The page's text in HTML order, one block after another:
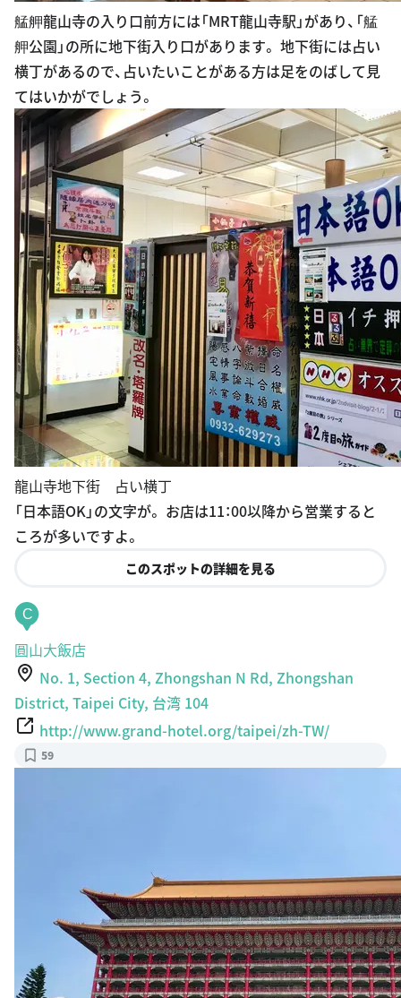
艋舺龍山寺の入り口前方には「MRT龍山寺駅」があり、「艋
舺公園」の所に地下街入り口があります。 地下街には占い
横丁があるので、占いたいことがある方は足をのばして見
てはいかがでしょう。
龍山寺地下街 占い横丁
「日本語OK」の文字が。 お店は11：00以降から営業すると
ころが多いですよ。
このスポットの詳細を見る
C
圓山大飯店
No. 1, Section 4, Zhongshan N Rd, Zhongshan
District, Taipei City, 台湾 104
http://www.grand-hotel.org/taipei/zh-TW/
59